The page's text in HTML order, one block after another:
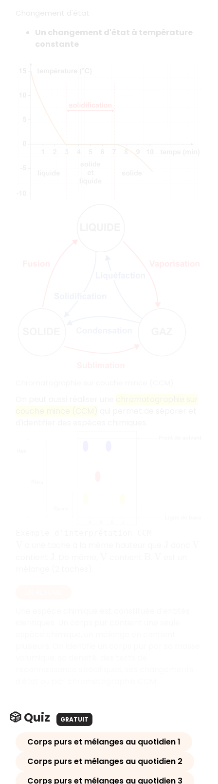
Un changement d'état à température
constante
🎲 Quiz GRATUIT
Corps purs et mélanges au quotidien 1
Corps purs et mélanges au quotidien 2
Corps purs et mélanges au quotidien 3